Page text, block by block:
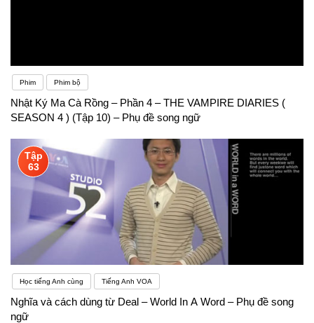
Phim Phim bộ
Nhật Ký Ma Cà Rồng – Phần 4 – THE VAMPIRE DIARIES (
SEASON 4 ) (Tập 10) – Phụ đề song ngữ
Tập
63
Học tiếng Anh cùng Tiếng Anh VOA
Nghĩa và cách dùng từ Deal – World In A Word – Phụ đề song
ngữ